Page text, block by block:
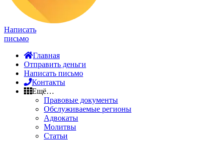
Написать
письмо
Главная
Отправить деньги
Написать письмо
Контакты
Ещё…
Правовые документы
Обслуживаемые регионы
Адвокаты
Молитвы
Статьи